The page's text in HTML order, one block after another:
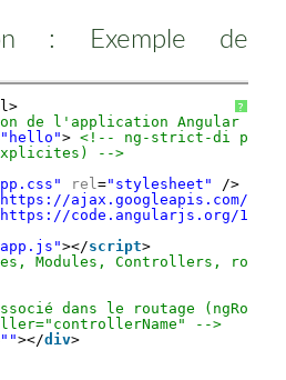
: Exemple de
?
de l'application Angular
"hello"> <!-- ng-strict-di pour
-->
rel="stylesheet"
/>
ajax.googleapis.com/
code.angularjs.org/
></script>
Modules, Controllers,
dans le routage
-->
""></div>